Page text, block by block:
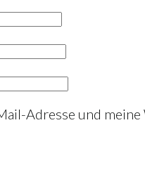
Adresse und